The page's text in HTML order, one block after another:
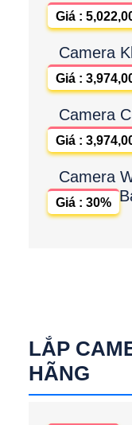
Giá :
Camera
Giá :
Camera
Giá :
Camera
Giá : 30%
LẮP
HÃNG